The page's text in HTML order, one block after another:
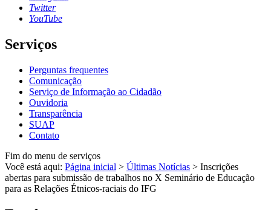
Twitter
YouTube
Serviços
Perguntas frequentes
Comunicação
Serviço de Informação ao Cidadão
Ouvidoria
Transparência
SUAP
Contato
Fim do menu de serviços
Você está aqui: Página inicial > Últimas Notícias > Inscrições
abertas para submissão de trabalhos no X Seminário de Educação
para as Relações Étnicos-raciais do IFG